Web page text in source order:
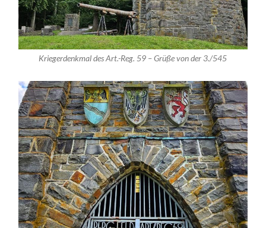
Kriegerdenkmal des Art.-Reg. 59 – Grüße von der 3./545